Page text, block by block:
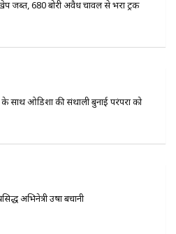
जब्त, 680 बोरी अवैध चावल से भरा ट्रक
साथ ओडिशा की संथाली बुनाई परंपरा को
अभिनेत्री उषा बचानी